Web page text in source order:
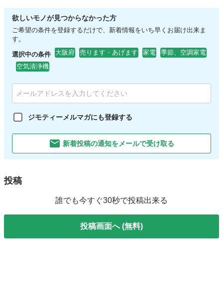
欲しいモノが見つからなかった方
ご希望の条件を登録するだけで、新着情報をいち早くお届け出来ま
す。
選択中の条件 大阪府 売ります・あげます 家電
季節、空調家電
空気清浄機
ジモティーメルマガにも登録する
新着投稿の通知をメールで受け取る
投稿
誰でも今すぐ30秒で投稿出来る
投稿画面へ (無料)